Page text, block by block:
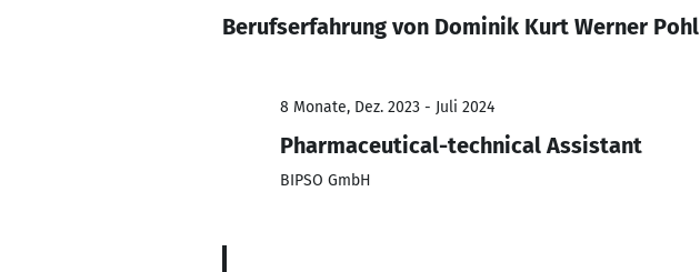
Berufserfahrung von Dominik Kurt Werner Pohl
8 Monate, Dez. 2023 - Juli 2024
Pharmaceutical-technical Assistant
BIPSO GmbH